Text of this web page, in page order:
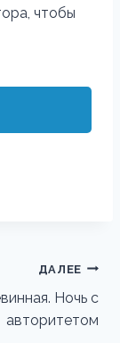
чтобы
ДАЛЕЕ
Ночь с
авторитетом